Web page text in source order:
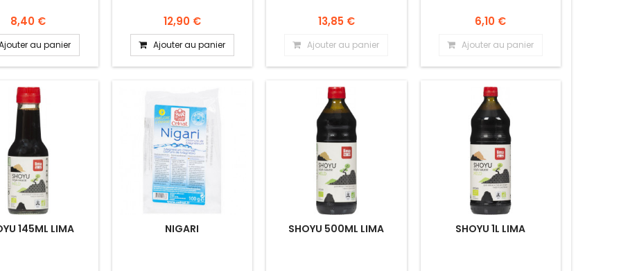
8,40 €
au panier
12,90 €
Ajouter au panier
13,85 €
Ajouter au panier
6,10 €
Ajouter au panier
145ML LIMA NIGARI SHOYU 500ML LIMA SHOYU 1L LIMA